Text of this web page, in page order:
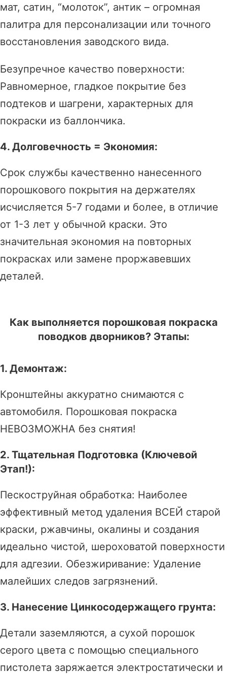
мат, сатин, “молоток”, антик – огромная
палитра для персонализации или точного
восстановления заводского вида.
Безупречное качество поверхности:
Равномерное, гладкое покрытие без
подтеков и шагрени, характерных для
покраски из баллончика.
4. Долговечность = Экономия:
Срок службы качественно нанесенного
порошкового покрытия на держателях
исчисляется 5-7 годами и более, в отличие
от 1-3 лет у обычной краски. Это
значительная экономия на повторных
покрасках или замене проржавевших
деталей.
Как выполняется порошковая покраска
поводков дворников? Этапы:
1. Демонтаж:
Кронштейны аккуратно снимаются с
автомобиля. Порошковая покраска
НЕВОЗМОЖНА без снятия!
2. Тщательная Подготовка (Ключевой
Этап!):
Пескоструйная обработка: Наиболее
эффективный метод удаления ВСЕЙ старой
краски, ржавчины, окалины и создания
идеально чистой, шероховатой поверхности
для адгезии. Обезжиривание: Удаление
малейших следов загрязнений.
3. Нанесение Цинкосодержащего грунта:
Детали заземляются, а сухой порошок
серого цвета с помощью специального
пистолета заряжается электростатически и